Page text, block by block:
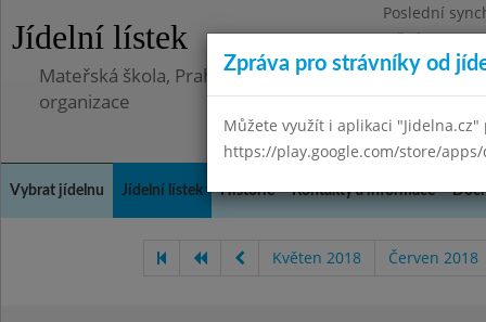
Jídelní lístek
Poslední
Středa
Mateřská škola, Praha 5 - Barrandov, Lohniského
organizace
Vybrat jídelnu Jídelní lístek Historie Kontakty a informace
Květen 2018 Červen 2018
Zpráva pro strávníky od
Můžete využít i aplikaci
https://play.google.com/store/